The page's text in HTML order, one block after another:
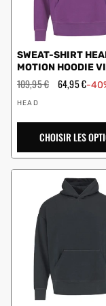
SWEAT-SHIRT
MOTION HOODIE
Prix
régulier
109,95 € Prix
64,95 €-
Vendeur
HEAD
CHOISIR LES